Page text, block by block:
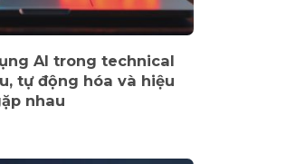
AI trong technical
tự động hóa và hiệu
nhau